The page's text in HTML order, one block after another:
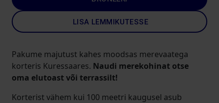
LISA LEMMIKUTESSE
Pakume majutust kahes moodsas merevaatega
korteris Kuressaares. Naudi merekohinat otse
oma elutoast või terrassilt!
Korterist vähem kui 100 meetri kaugusel asub